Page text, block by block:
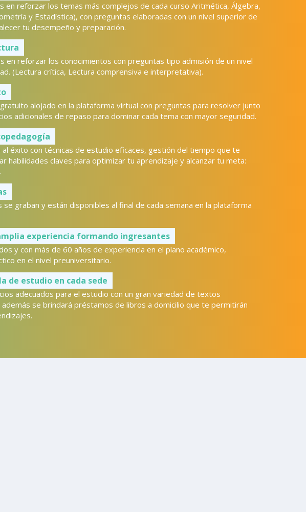
en reforzar los temas más complejos de cada curso Aritmética, Álgebra,
y Estadística), con preguntas elaboradas con un nivel superior de
tu desempeño y preparación.
en reforzar los conocimientos con preguntas tipo admisión de un nivel
(Lectura crítica, Lectura comprensiva e interpretativa).
alojado en la plataforma virtual con preguntas para resolver junto
adicionales de repaso para dominar cada tema con mayor seguridad.
al éxito con técnicas de estudio eficaces, gestión del tiempo que te
habilidades claves para optimizar tu aprendizaje y alcanzar tu meta:
se graban y están disponibles al final de cada semana en la plataforma
experiencia formando ingresantes
y con más de 60 años de experiencia en el plano académico,
en el nivel preuniversitario.
de estudio en cada sede
adecuados para el estudio con un gran variedad de textos
se brindará préstamos de libros a domicilio que te permitirán